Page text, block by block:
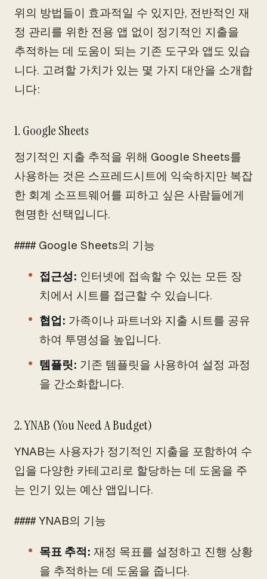
위의 방법들이 효과적일 수 있지만, 전반적인 재
정 관리를 위한 전용 앱 없이 정기적인 지출을
추적하는 데 도움이 되는 기존 도구와 앱도 있습
니다. 고려할 가치가 있는 몇 가지 대안을 소개합
니다:
1. Google Sheets
정기적인 지출 추적을 위해 Google Sheets를
사용하는 것은 스프레드시트에 익숙하지만 복잡
한 회계 소프트웨어를 피하고 싶은 사람들에게
현명한 선택입니다.
#### Google Sheets의 기능
접근성: 인터넷에 접속할 수 있는 모든 장
치에서 시트를 접근할 수 있습니다.
협업: 가족이나 파트너와 지출 시트를 공유
하여 투명성을 높입니다.
템플릿: 기존 템플릿을 사용하여 설정 과정
을 간소화합니다.
2. YNAB (You Need A Budget)
YNAB는 사용자가 정기적인 지출을 포함하여 수
입을 다양한 카테고리로 할당하는 데 도움을 주
는 인기 있는 예산 앱입니다.
#### YNAB의 기능
목표 추적: 재정 목표를 설정하고 진행 상황
을 추적하는 데 도움을 줍니다.